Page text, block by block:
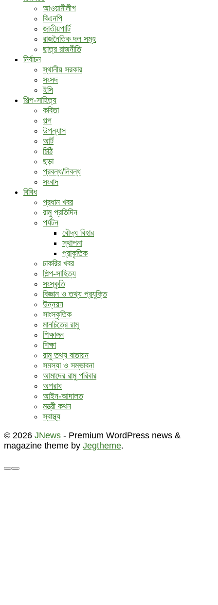
আওয়ামীলীগ
বিএনপি
জাতীয়পার্টি
রাজনৈতিক দল সমূহ
ছাত্র রাজনীতি
নির্বাচন
স্থানীয় সরকার
সংসদ
ইসি
শিল্প-সাহিত্য
কবিতা
গল্প
উপন্যাস
আর্ট
চিঠি
ছড়া
প্রবন্ধ/নিবন্ধ
সংবাদ
বিবিধ
প্রধান খবর
রামু প্রতিদিন
পর্যটন
বৌদ্ধ ‍বিহার
স্থাপনা
প্রাকৃতিক
চাকরির খবর
শিল্প-সাহিত্য
সংস্কৃতি
বিজ্ঞান ও তথ্য প্রযুক্তি
উন্নয়ন
সাংস্কৃতিক
মানচিত্রে রামু
শিক্ষাঙ্গন
শিক্ষা
রামু তথ্য বাতায়ন
সমস্যা ও সম্ভাবনা
আমাদের রামু পরিবার
অপরাধ
আইন-আদালত
মন্ত্রী কথন
স্বাস্থ্য
© 2026 JNews - Premium WordPress news &
magazine theme by Jegtheme.